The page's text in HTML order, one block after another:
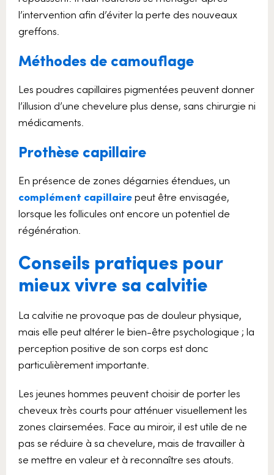
l’intervention afin d’éviter la perte des nouveaux
greffons.
Méthodes de camouflage
Les poudres capillaires pigmentées peuvent donner
l’illusion d’une chevelure plus dense, sans chirurgie ni
médicaments.
Prothèse capillaire
En présence de zones dégarnies étendues, un
complément capillairepeut être envisagée,
lorsque les follicules ont encore un potentiel de
régénération.
Conseils pratiques pour
mieux vivre sa calvitie
La calvitie ne provoque pas de douleur physique,
mais elle peut altérer le bien-être psychologique ; la
perception positive de son corps est donc
particulièrement importante.
Les jeunes hommes peuvent choisir de porter les
cheveux très courts pour atténuer visuellement les
zones clairsemées. Face au miroir, il est utile de ne
pas se réduire à sa chevelure, mais de travailler à
se mettre en valeur et à reconnaître ses atouts.